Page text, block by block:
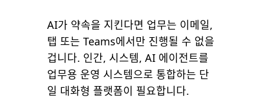
AI가 약속을 지킨다면 업무는 이메일,
탭 또는 Teams에서만 진행될 수 없을
겁니다. 인간, 시스템, AI 에이전트를
업무용 운영 시스템으로 통합하는 단
일 대화형 플랫폼이 필요합니다.